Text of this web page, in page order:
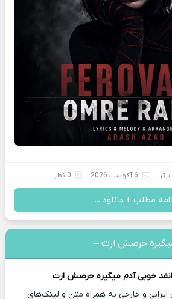
6 آگوست 2026 0 نظر
مطلب + دانلود ...
حرصش ازت –
انقد خوبی آدم میگیره حرصش ازت
ایرانی و خارجی به همراه متن و لینک‌های